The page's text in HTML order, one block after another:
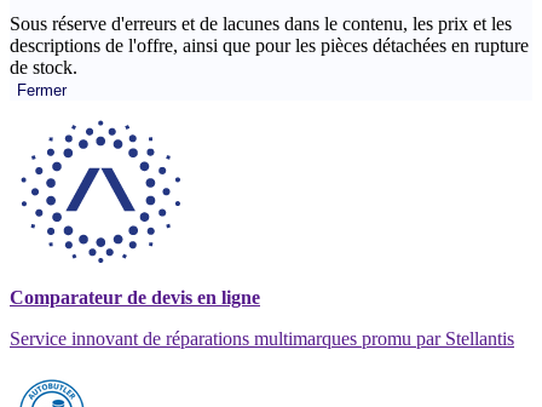
Sous réserve d'erreurs et de lacunes dans le contenu, les prix et les
descriptions de l'offre, ainsi que pour les pièces détachées en rupture
de stock.
Fermer
Comparateur de devis en ligne
Service innovant de réparations multimarques promu par Stellantis